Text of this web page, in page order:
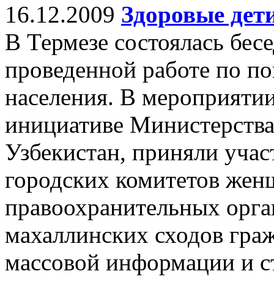
16.12.2009 Здоровые
В Термезе состоялась
проведенной работе по
населения. В
инициативе
Узбекистан, приняли
городских комитетов
правоохранительных
махаллинских сходов
массовой информации и